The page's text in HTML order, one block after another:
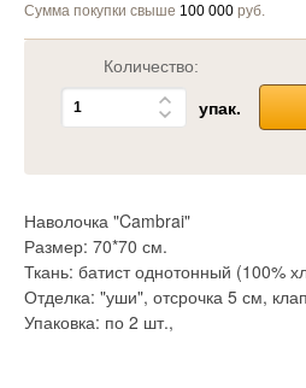
Сумма покупки свыше 100 000 руб.
Количество:
упак.
Наволочка "Cambrai"
Размер: 70*70 см.
Ткань: батист однотонный (100%
Отделка: "уши", отсрочка 5 см,
Упаковка: по 2 шт.,